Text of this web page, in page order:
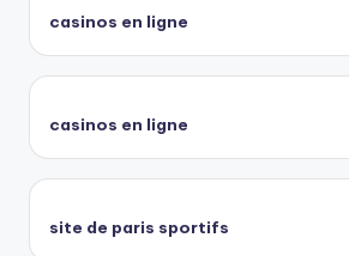
casinos en ligne
casinos en ligne
site de paris sportifs